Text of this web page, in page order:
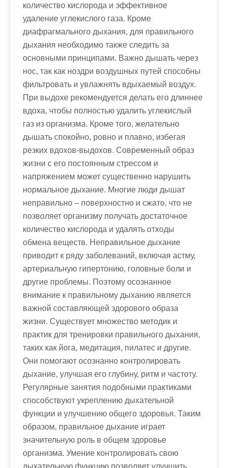
количество кислорода и эффективное
удаление углекислого газа. Кроме
диафрагмального дыхания, для правильного
дыхания необходимо также следить за
основными принципами. Важно дышать через
нос, так как ноздри воздушных путей способны
фильтровать и увлажнять вдыхаемый воздух.
При выдохе рекомендуется делать его длиннее
вдоха, чтобы полностью удалить углекислый
газ из организма. Кроме того, желательно
дышать спокойно, ровно и плавно, избегая
резких вдохов-выдохов. Современный образ
жизни с его постоянным стрессом и
напряжением может существенно нарушить
нормальное дыхание. Многие люди дышат
неправильно – поверхностно и сжато, что не
позволяет организму получать достаточное
количество кислорода и удалять отходы
обмена веществ. Неправильное дыхание
приводит к ряду заболеваний, включая астму,
артериальную гипертонию, головные боли и
другие проблемы. Поэтому осознанное
внимание к правильному дыханию является
важной составляющей здорового образа
жизни. Существует множество методик и
практик для тренировки правильного дыхания,
таких как йога, медитация, пилатес и другие.
Они помогают осознанно контролировать
дыхание, улучшая его глубину, ритм и частоту.
Регулярные занятия подобными практиками
способствуют укреплению дыхательной
функции и улучшению общего здоровья. Таким
образом, правильное дыхание играет
значительную роль в общем здоровье
организма. Умение контролировать свою
дыхательную функцию позволяет улучшить